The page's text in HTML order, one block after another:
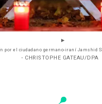
por el ciudadano germano-iraní Jamshid
- CHRISTOPHE GATEAU/DPA